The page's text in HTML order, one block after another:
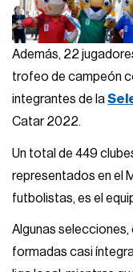
Además, 22
trofeo de campeón
integrantes de la
Catar 2022.
Un total de 449
representados en el
futbolistas, es el
Algunas
formadas casi